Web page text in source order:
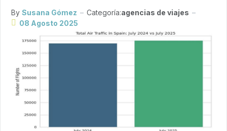
By Susana Gómez Categoría:agencias de viajes
08 Agosto 2025